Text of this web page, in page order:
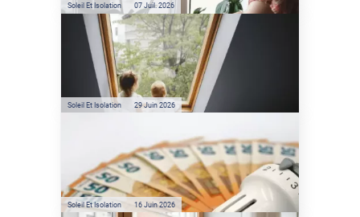
Soleil Et Isolation 07 Juil. 2026
Véranda et Velux : Comment
bloquer jusqu'à 80% de
l'énergie solaire sans
climatisation ?
Soleil Et Isolation 29 Juin 2026
Film anti-chaleur : quelles
sont les économies d’énergie
réelles ?
Soleil Et Isolation 16 Juin 2026